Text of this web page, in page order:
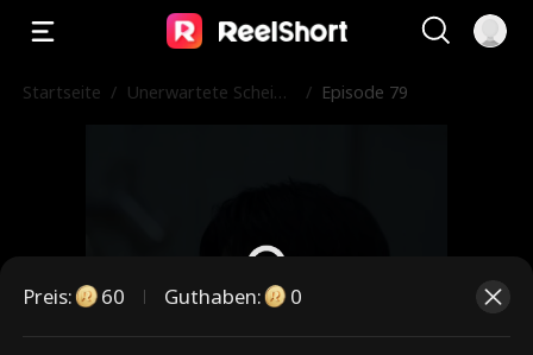
Startseite / Unerwartete Scheidu
/ Episode 79
Preis: 60 Guthaben: 0